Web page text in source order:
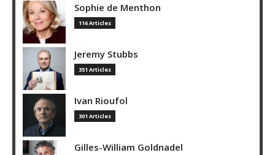
Sophie de Menthon
116 Articles
Jeremy Stubbs
351 Articles
Ivan Rioufol
301 Articles
Gilles-William Goldnadel